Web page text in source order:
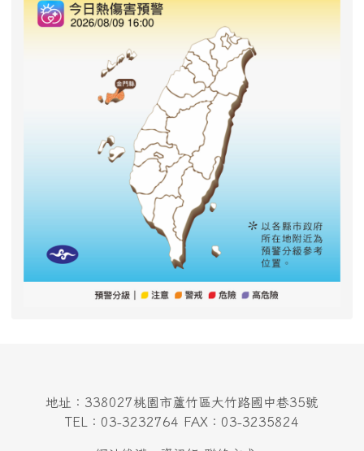
地址：338027桃園市蘆竹區大竹路國中巷35號
TEL：03-3232764 FAX：03-3235824